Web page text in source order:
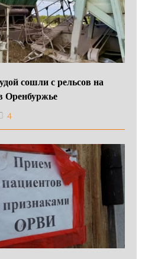
сошли с рельсов на
Оренбуржье
4